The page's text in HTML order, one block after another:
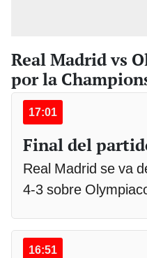
Real Madrid vs
por la
17:01
Final del
Real Madrid se va
4-3 sobre
16:51